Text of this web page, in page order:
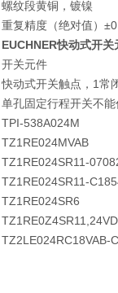
螺纹段黄铜，镀镍
重复精度（绝对值）
EUCHNER快动式开
开关元件
快动式开关触点，1常
单孔固定行程开关不
TPI-538A024M
TZ1RE024MVAB
TZ1RE024SR11-
TZ1RE024SR11-
TZ1RE024SR6
TZ1RE0Z4SR11,24VD
TZ2LE024RC18VAB-